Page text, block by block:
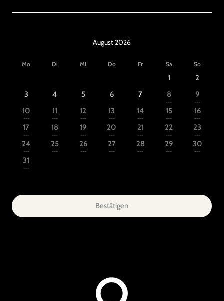
August 2026
Mo Di Mi Do Fr Sa So
1
2
3
4 5 6 7 8
---
9
---
10
---
11
---
12
---
13
---
14
---
15
---
16
---
17
---
18
---
19
---
20
---
21
---
22
---
23
---
24
---
25
---
26
---
27
---
28
---
29
---
30
---
31
---
Bestätigen